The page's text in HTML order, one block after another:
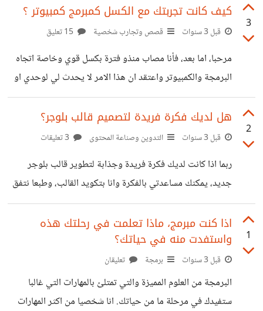
الرومي: "تألم حتى تشفى" في مثل هذه المواقف ؟ كيف كانت
تجربتك مع الالام النفسية ؟ وللعمل هذا الشعور يعود كل فترة
3
كيف كانت تجربتك مع الكسل كمبرمج كمبيوتر ؟
قبل 3 سنوات قصص وتجارب شخصية
مرحبا، اما بعد، فأنا مصاب منذو فترة بكسل قوي وخاصة اتجاه
البرمجة والكمبيوتر واعتقد ان هذا الامر لا يحدث لي لوحدي او
على الاقل هناك كثر مرُ بأشياء مشابهة له، ان تكون لست مشغولا
في اي شيء وكل الامكانيات لديك ولكنك متكاسل عن القيام
ببعض المشاريع البرمجية او حتى الاستمرار لساعات طويلة مثل
2
هل لديك فكرة فريدة لتصميم قالب بلوجر؟
قبل 3 سنوات التدوين وصناعة المحتوى
ربما اذا كانت لديك فكرة فريدة وجذابة لتطوير قالب بلوجر
جديد، يمكنك مساعدتي بالفكرة وانا بتكويد القالب، وطبعا نتفق
على الارباح او العائدات منه. هل لديك فكرة عن ذلك ؟
1
اذا كنت مبرمج، ماذا تعلمت في رحلتك هذه
واستفدت منه في حياتك؟
قبل 3 سنوات برمجة تعليقان
البرمجة من العلوم المميزة والتي تمتلئ بالمهارات التي غالبا
ستفيدك في مرحلة ما من حياتك. انا شخصيا من اكثر المهارات